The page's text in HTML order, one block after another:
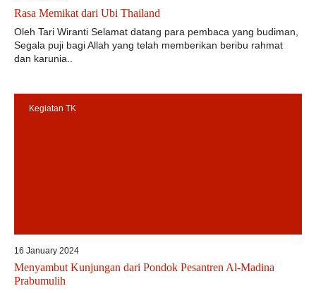
Rasa Memikat dari Ubi Thailand
Oleh Tari Wiranti Selamat datang para pembaca yang budiman,
Segala puji bagi Allah yang telah memberikan beribu rahmat
dan karunia..
Kegiatan TK
16 January 2024
Menyambut Kunjungan dari Pondok Pesantren Al-Madina
Prabumulih